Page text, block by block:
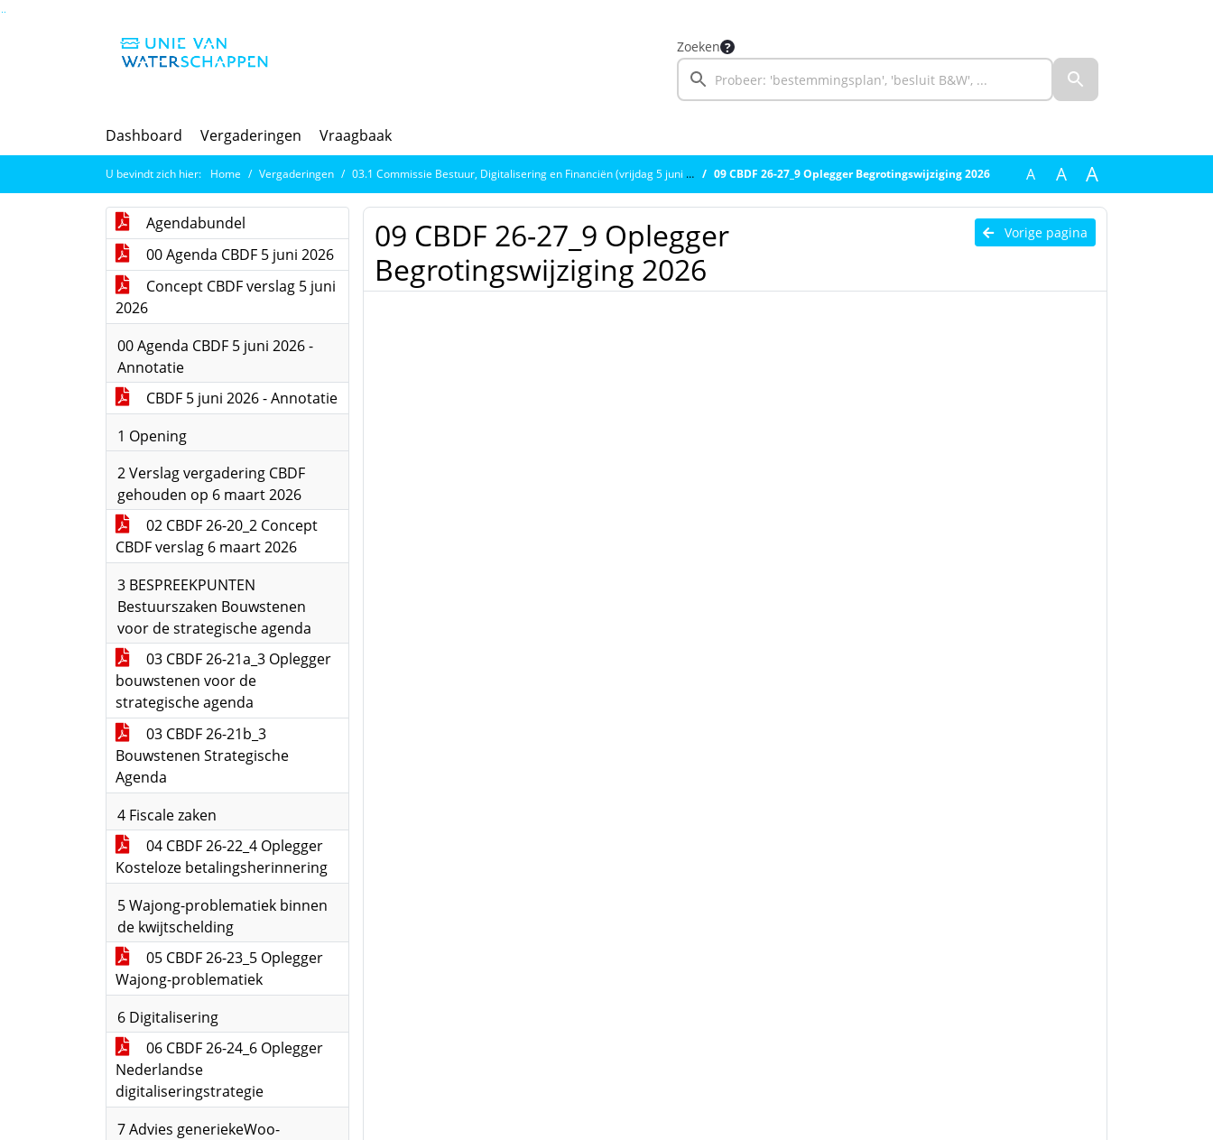
Zoeken
Dashboard Vergaderingen Vraagbaak
U bevindt zich hier: Home Vergaderingen 03.1 Commissie Bestuur, Digitalisering en Financiën (vrijdag 5 juni 2026) 09 CBDF 26-27_9 Oplegger Begrotingswijziging 2026 A A A
Agendabundel
00 Agenda CBDF 5 juni 2026
Concept CBDF verslag 5 juni
2026
00 Agenda CBDF 5 juni 2026 -
Annotatie
CBDF 5 juni 2026 - Annotatie
1 Opening
2 Verslag vergadering CBDF
gehouden op 6 maart 2026
02 CBDF 26-20_2 Concept
CBDF verslag 6 maart 2026
3 BESPREEKPUNTEN
Bestuurszaken Bouwstenen
voor de strategische agenda
03 CBDF 26-21a_3 Oplegger
bouwstenen voor de
strategische agenda
03 CBDF 26-21b_3
Bouwstenen Strategische
Agenda
4 Fiscale zaken
04 CBDF 26-22_4 Oplegger
Kosteloze betalingsherinnering
5 Wajong-problematiek binnen
de kwijtschelding
05 CBDF 26-23_5 Oplegger
Wajong-problematiek
6 Digitalisering
06 CBDF 26-24_6 Oplegger
Nederlandse
digitaliseringstrategie
7 Advies generiekeWoo-
Vorige pagina
09 CBDF 26-27_9 Oplegger
Begrotingswijziging 2026